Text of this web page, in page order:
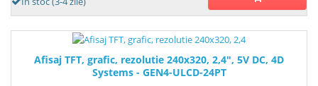
Afisaj TFT, grafic, rezolutie 240x320, 2,4", 5V DC, 4D
Systems - GEN4-ULCD-24PT